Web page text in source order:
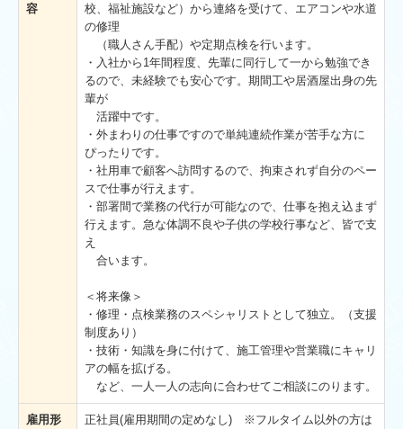
容
校、福祉施設など）から連絡を受けて、エアコンや⽔道
の修理
（職人さん手配）や定期点検を行います。
・入社から1年間程度、先輩に同行して一から勉強でき
るので、未経験でも安心です。期間工や居酒屋出身の先
輩が
活躍中です。
・外まわりの仕事ですので単純連続作業が苦⼿な⽅に
ぴったりです。
・社用⾞で顧客へ訪問するので、拘束されず⾃分のペー
スで仕事が⾏えます。
・部署間で業務の代⾏が可能なので、仕事を抱え込まず
⾏えます。急な体調不良や子供の学校行事など、皆で支
え
合います。
＜将来像＞
・修理・点検業務のスペシャリストとして独立。（支援
制度あり）
・技術・知識を身に付けて、施工管理や営業職にキャリ
アの幅を拡げる。
など、一人一人の志向に合わせてご相談にのります。
雇用形
正社員(雇用期間の定めなし) ※フルタイム以外の方は